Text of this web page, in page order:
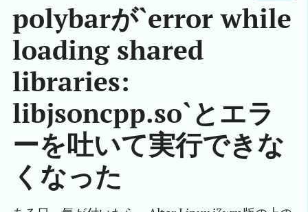
polybarが`error while
loading shared
libraries:
libjsoncpp.so`とエラ
ーを吐いて実行できな
くなった